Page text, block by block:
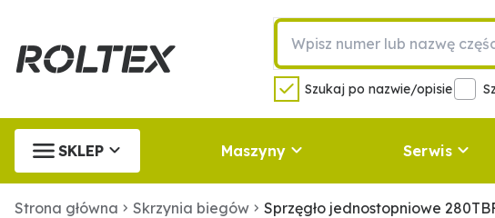
Szukaj po nazwie/opisie
SKLEP Maszyny Serwis
Strona główna Skrzynia biegów Sprzęgło jednostopniowe